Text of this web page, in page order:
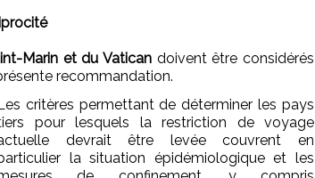
Marin et du Vatican doivent être considérés
recommandation.
critères permettant de déterminer les pays
pour lesquels la restriction de voyage
devrait être levée couvrent en
la situation épidémiologique et les